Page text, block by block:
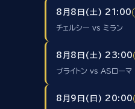
8月8日(土) 21:00
チェルシー vs ミラン
8月8日(土) 23:00
ブライトン vs ASローマ
8月9日(日) 20:00